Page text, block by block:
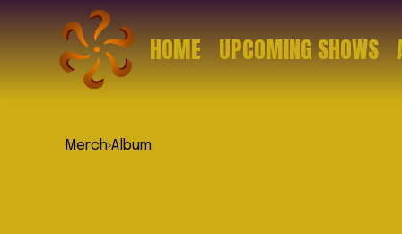
HOME UPCOMING SHOWS
Merch›Album